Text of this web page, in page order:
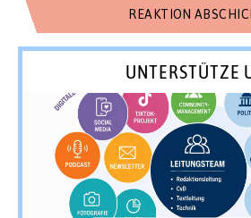
UNTERSTÜTZE